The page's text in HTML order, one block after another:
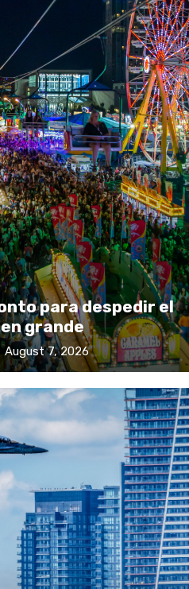
para despedir el
grande
August 7, 2026